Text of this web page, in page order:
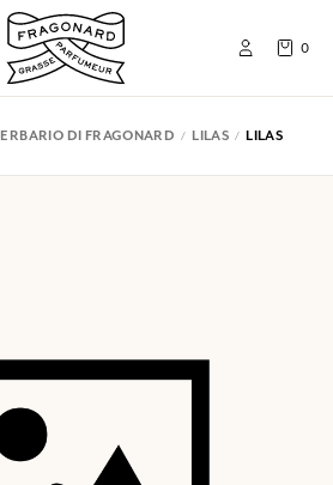
0
ERBARIO DI FRAGONARD LILAS LILAS